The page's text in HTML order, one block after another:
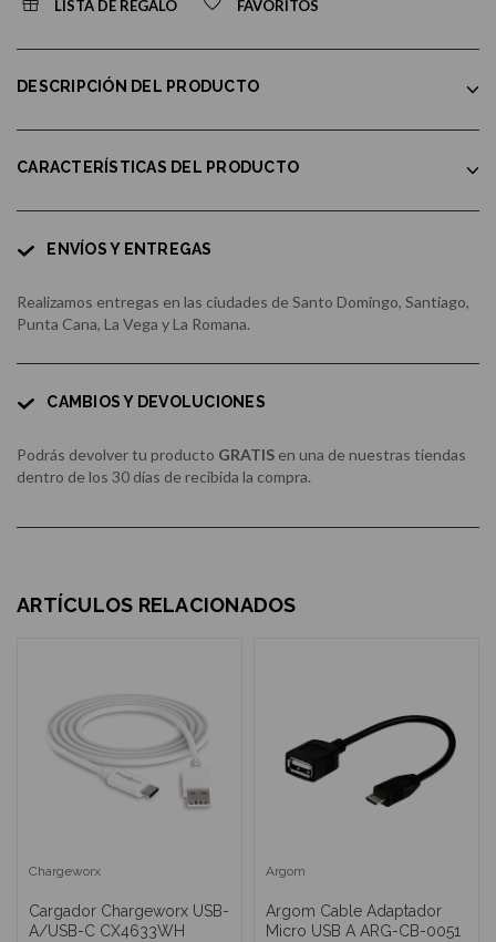
LISTA DE REGALO FAVORITOS
DESCRIPCIÓN DEL PRODUCTO
CARACTERÍSTICAS DEL PRODUCTO
ENVÍOS Y ENTREGAS
Realizamos entregas en las ciudades de Santo Domingo, Santiago,
Punta Cana, La Vega y La Romana.
CAMBIOS Y DEVOLUCIONES
Podrás devolver tu producto GRATIS en una de nuestras tiendas
dentro de los 30 días de recibida la compra.
ARTÍCULOS RELACIONADOS
Chargeworx
Cargador Chargeworx USB-
A/USB-C CX4633WH
Argom
Argom Cable Adaptador
Micro USB A ARG-CB-0051